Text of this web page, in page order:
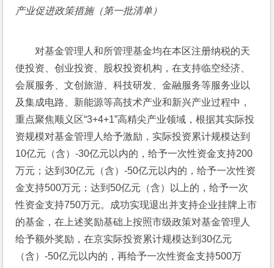
产业促进政策措施（第一批清单）
对基金管理人和所管理基金均在本区注册纳税的天
使投资、创业投资、股权投资机构，在支持临空经济、
会展服务、文创旅游、科技研发、金融服务等服务业以
及集成电路、新能源等高技术产业和新兴产业过程中，
重点聚焦顺义区“3+4+1”高精尖产业领域，根据其实际投
资规模对基金管理人给予激励，实际投资累计规模达到
10亿元（含）-30亿元以内的，给予一次性资金支持200
万元；达到30亿元（含）-50亿元以内的，给予一次性资
金支持500万元；达到50亿元（含）以上的，给予一次
性资金支持750万元。成功实现退出并支持企业挂牌上市
的基金，在上述奖励基础上按照市级政策对基金管理人
给予额外奖励，在京实际投资累计规模达到30亿元
（含）-50亿元以内的，再给予一次性资金支持500万